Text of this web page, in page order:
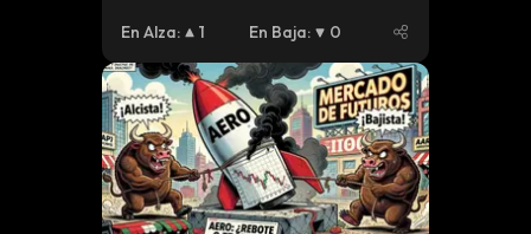
En Alza: 1 En Baja: 0